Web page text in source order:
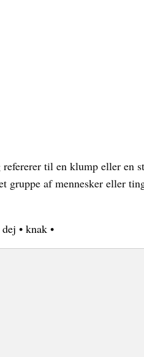
til en klump eller en
gruppe af mennesker eller
dej • knak •